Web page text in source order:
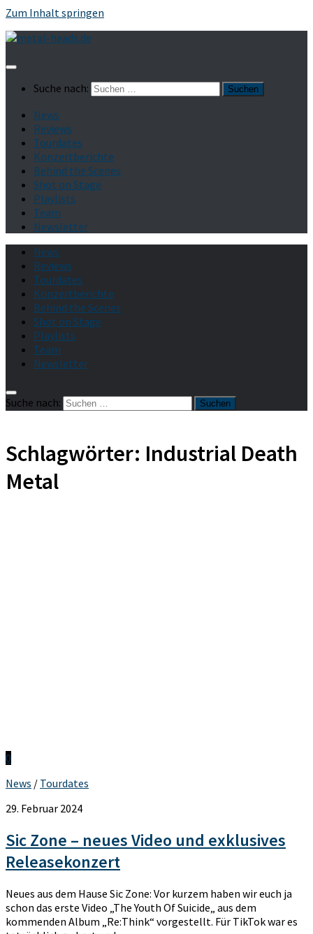
Zum Inhalt springen
Suche nach:
News
Reviews
Tourdates
Konzertberichte
Behind the Scenes
Shot on Stage
Playlists
Team
Newsletter
News
Reviews
Tourdates
Konzertberichte
Behind the Scenes
Shot on Stage
Playlists
Team
Newsletter
Suche nach:
Schlagwörter: Industrial Death
Metal
0
News / Tourdates
29. Februar 2024
Sic Zone – neues Video und exklusives
Releasekonzert
Neues aus dem Hause Sic Zone: Vor kurzem haben wir euch ja
schon das erste Video „The Youth Of Suicide„ aus dem
kommenden Album „Re:Think“ vorgestellt. Für TikTok war es